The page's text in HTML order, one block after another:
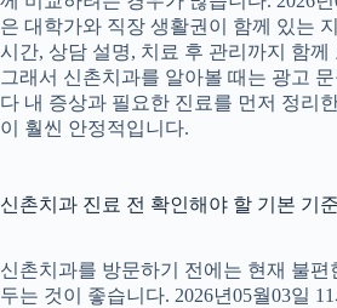
은 대학가와 직장 생활권이 함께 있는
시간, 상담 설명, 치료 후 관리까지 함
그래서 신촌치과를 알아볼 때는 광고
다 내 증상과 필요한 진료를 먼저 정리
이 훨씬 안정적입니다.
신촌치과 진료 전 확인해야 할 기본 기준
신촌치과를 방문하기 전에는 현재 불편
두는 것이 좋습니다. 2026년05월03일